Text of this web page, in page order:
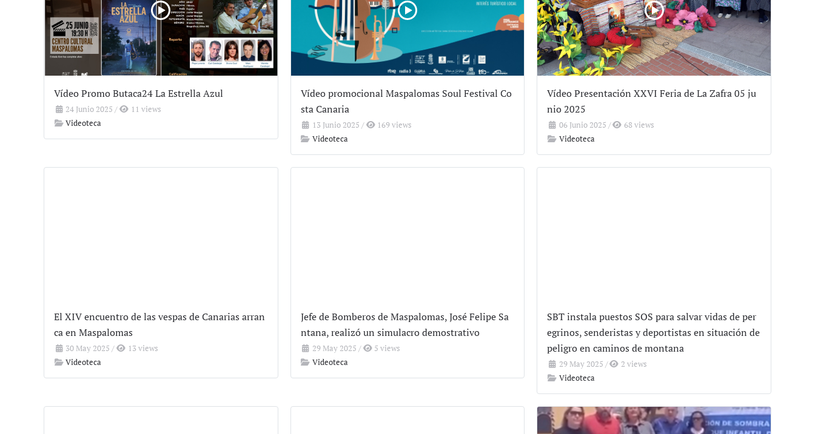
Vídeo Promo Butaca24 La Estrella Azul
24 Junio 2025 /
11 views
Videoteca
Vídeo promocional Maspalomas Soul Festival Co
sta Canaria
13 Junio 2025 /
169 views
Videoteca
Vídeo Presentación XXVI Feria de La Zafra 05 ju
nio 2025
06 Junio 2025 /
68 views
Videoteca
El XIV encuentro de las vespas de Canarias arran
ca en Maspalomas
30 May 2025 /
13 views
Videoteca
Jefe de Bomberos de Maspalomas, José Felipe Sa
ntana, realizó un simulacro demostrativo
29 May 2025 /
5 views
Videoteca
SBT instala puestos SOS para salvar vidas de per
egrinos, senderistas y deportistas en situación de
peligro en caminos de montana
29 May 2025 /
2 views
Videoteca